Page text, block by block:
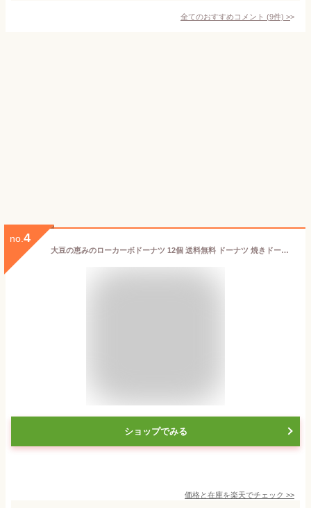
全てのおすすめコメント (9件) >
no. 4
大豆の恵みのローカーボドーナツ 12個 送料無料 ドーナツ 焼きドーナツ おから 糖質制限 低糖質 ヘルシー スイーツ 焼き菓子 ビードットラボ ビーラボ B.LABO 蒲屋忠兵衛商店 ポイント消化
ショップでみる
価格と在庫を楽天でチェック >>